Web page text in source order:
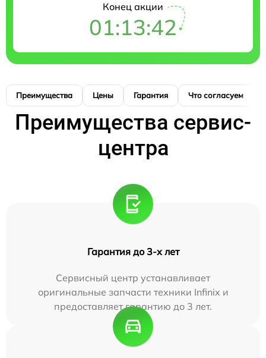
Конец акции
01:13:41
Преимущества Цены Гарантия Что согласуем
Преимущества сервис-
центра
Гарантия до 3-х лет
Сервисный центр устанавливает
оригинальные запчасти техники Infinix и
предоставляет гарантию до 3 лет.